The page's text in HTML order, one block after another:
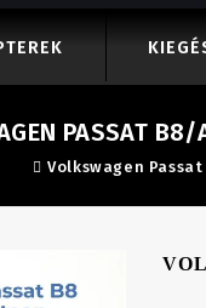
PASSAT B8/
Volkswagen